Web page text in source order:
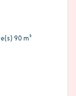
Appartement 4 pièce(s) 2 chambre(s) 90 m²